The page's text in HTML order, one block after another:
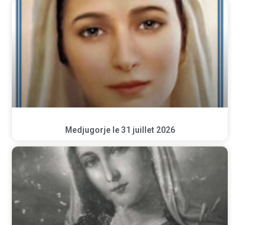
Medjugorje le 31 juillet 2026